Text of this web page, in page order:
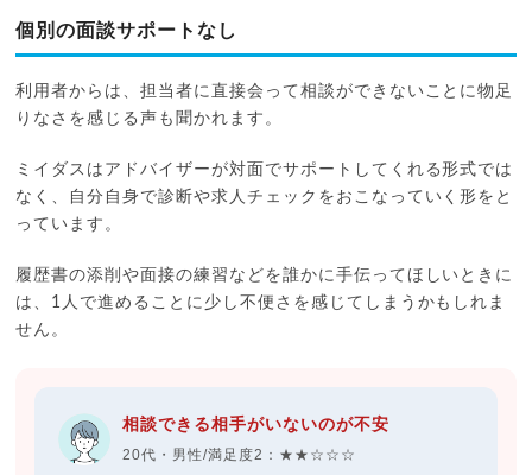
個別の面談サポートなし
利用者からは、担当者に直接会って相談ができないことに物足
りなさを感じる声も聞かれます。
ミイダスはアドバイザーが対面でサポートしてくれる形式では
なく、自分自身で診断や求人チェックをおこなっていく形をと
っています。
履歴書の添削や面接の練習などを誰かに手伝ってほしいときに
は、1人で進めることに少し不便さを感じてしまうかもしれま
せん。
相談できる相手がいないのが不安
20代・男性/満足度2：★★☆☆☆